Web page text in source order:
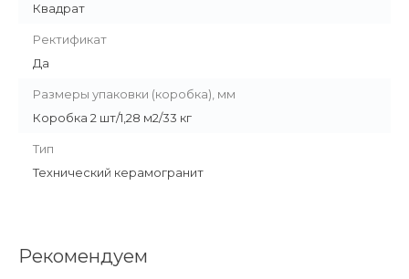
Квадрат
Ректификат
Да
Размеры упаковки (коробка), мм
Коробка 2 шт/1,28 м2/33 кг
Тип
Технический керамогранит
Рекомендуем